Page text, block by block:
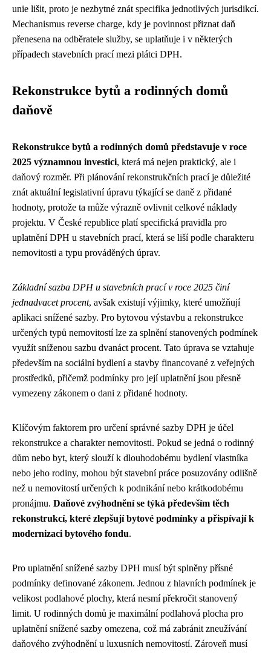
unie lišit, proto je nezbytné znát specifika jednotlivých jurisdikcí.
Mechanismus reverse charge, kdy je povinnost přiznat daň
přenesena na odběratele služby, se uplatňuje i v některých
případech stavebních prací mezi plátci DPH.
Rekonstrukce bytů a rodinných domů
daňově
Rekonstrukce bytů a rodinných domů představuje v roce
2025 významnou investici, která má nejen praktický, ale i
daňový rozměr. Při plánování rekonstrukčních prací je důležité
znát aktuální legislativní úpravu týkající se daně z přidané
hodnoty, protože ta může výrazně ovlivnit celkové náklady
projektu. V České republice platí specifická pravidla pro
uplatnění DPH u stavebních prací, která se liší podle charakteru
nemovitosti a typu prováděných úprav.
Základní sazba DPH u stavebních prací v roce 2025 činí
jednadvacet procent, avšak existují výjimky, které umožňují
aplikaci snížené sazby. Pro bytovou výstavbu a rekonstrukce
určených typů nemovitostí lze za splnění stanovených podmínek
využít sníženou sazbu dvanáct procent. Tato úprava se vztahuje
především na sociální bydlení a stavby financované z veřejných
prostředků, přičemž podmínky pro její uplatnění jsou přesně
vymezeny zákonem o dani z přidané hodnoty.
Klíčovým faktorem pro určení správné sazby DPH je účel
rekonstrukce a charakter nemovitosti. Pokud se jedná o rodinný
dům nebo byt, který slouží k dlouhodobému bydlení vlastníka
nebo jeho rodiny, mohou být stavební práce posuzovány odlišně
než u nemovitostí určených k podnikání nebo krátkodobému
pronájmu. Daňové zvýhodnění se týká především těch
rekonstrukcí, které zlepšují bytové podmínky a přispívají k
modernizaci bytového fondu.
Pro uplatnění snížené sazby DPH musí být splněny přísné
podmínky definované zákonem. Jednou z hlavních podmínek je
velikost podlahové plochy, která nesmí překročit stanovený
limit. U rodinných domů je maximální podlahová plocha pro
uplatnění snížené sazby omezena, což má zabránit zneužívání
daňového zvýhodnění u luxusních nemovitostí. Zároveň musí